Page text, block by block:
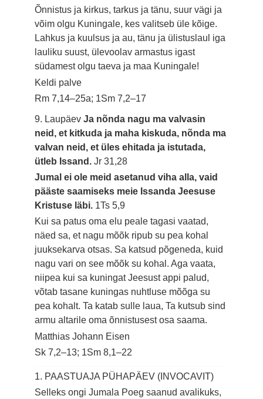
Õnnistus ja kirkus, tarkus ja tänu, suur vägi ja
võim olgu Kuningale, kes valitseb üle kõige.
Lahkus ja kuulsus ja au, tänu ja ülistuslaul iga
lauliku suust, ülevoolav armastus igast
südamest olgu taeva ja maa Kuningale!
Keldi palve
Rm 7,14–25a; 1Sm 7,2–17
9. LaupäevJa nõnda nagu ma valvasin
neid, et kitkuda ja maha kiskuda, nõnda ma
valvan neid, et üles ehitada ja istutada,
ütleb Issand.Jr 31,28
Jumal ei ole meid asetanud viha alla, vaid
pääste saamiseks meie Issanda Jeesuse
Kristuse läbi. 1Ts 5,9
Kui sa patus oma elu peale tagasi vaatad,
näed sa, et nagu mõõk ripub su pea kohal
juuksekarva otsas. Sa katsud põgeneda, kuid
nagu vari on see mõõk su kohal. Aga vaata,
niipea kui sa kuningat Jeesust appi palud,
võtab tasane kuningas nuhtluse mõõga su
pea kohalt. Ta katab sulle laua, Ta kutsub sind
armu altarile oma õnnistusest osa saama.
Matthias Johann Eisen
Sk 7,2–13; 1Sm 8,1–22
1. PAASTUAJA PÜHAPÄEV (INVOCAVIT)
Selleks ongi Jumala Poeg saanud avalikuks,